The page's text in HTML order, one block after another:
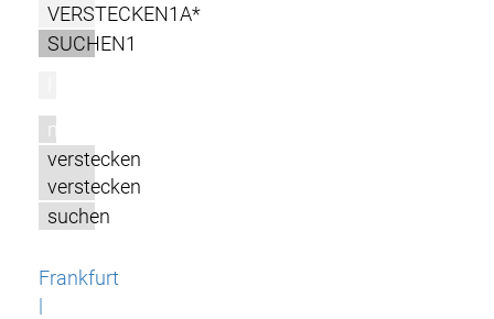
VERSTECKEN1A*
SUCHEN1
m
verstecken
verstecken
suchen
Frankfurt
|